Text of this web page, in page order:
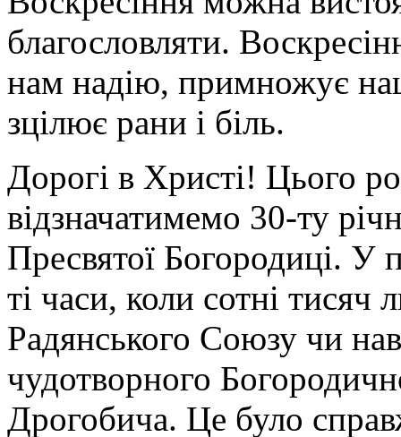
благословляти.
нам надію, примножує
зцілює рани і біль.
Дорогі в Христі! Цього
відзначатимемо 30-ту
Пресвятої Богородиці. У
ті часи, коли сотні тисяч
Радянського Союзу чи
чудотворного
Дрогобича. Це було